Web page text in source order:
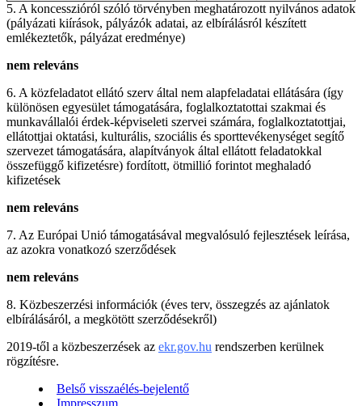
5. A koncesszióról szóló törvényben meghatározott nyilvános adatok
(pályázati kiírások, pályázók adatai, az elbírálásról készített
emlékeztetők, pályázat eredménye)
nem releváns
6. A közfeladatot ellátó szerv által nem alapfeladatai ellátására (így
különösen egyesület támogatására, foglalkoztatottai szakmai és
munkavállalói érdek-képviseleti szervei számára, foglalkoztatottjai,
ellátottjai oktatási, kulturális, szociális és sporttevékenységet segítő
szervezet támogatására, alapítványok által ellátott feladatokkal
összefüggő kifizetésre) fordított, ötmillió forintot meghaladó
kifizetések
nem releváns
7. Az Európai Unió támogatásával megvalósuló fejlesztések leírása,
az azokra vonatkozó szerződések
nem releváns
8. Közbeszerzési információk (éves terv, összegzés az ajánlatok
elbírálásáról, a megkötött szerződésekről)
2019-től a közbeszerzések az ekr.gov.hu rendszerben kerülnek
rögzítésre.
Belső visszaélés-bejelentő
Impresszum